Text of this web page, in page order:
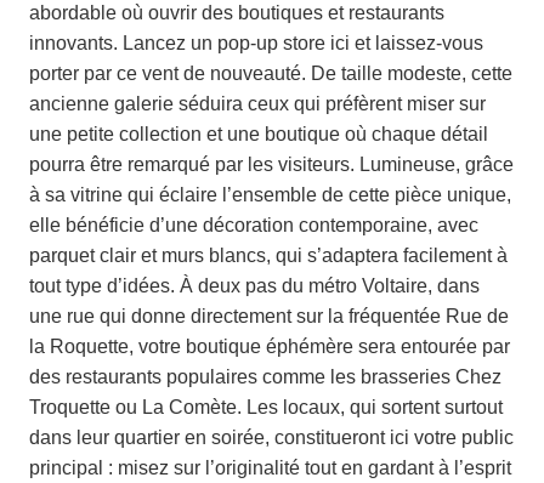
abordable où ouvrir des boutiques et restaurants
innovants. Lancez un pop-up store ici et laissez-vous
porter par ce vent de nouveauté. De taille modeste, cette
ancienne galerie séduira ceux qui préfèrent miser sur
une petite collection et une boutique où chaque détail
pourra être remarqué par les visiteurs. Lumineuse, grâce
à sa vitrine qui éclaire l’ensemble de cette pièce unique,
elle bénéficie d’une décoration contemporaine, avec
parquet clair et murs blancs, qui s’adaptera facilement à
tout type d’idées. À deux pas du métro Voltaire, dans
une rue qui donne directement sur la fréquentée Rue de
la Roquette, votre boutique éphémère sera entourée par
des restaurants populaires comme les brasseries Chez
Troquette ou La Comète. Les locaux, qui sortent surtout
dans leur quartier en soirée, constitueront ici votre public
principal : misez sur l’originalité tout en gardant à l’esprit